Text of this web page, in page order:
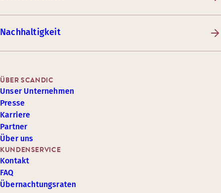
Nachhaltigkeit
KUNDENSERVICE
Kontakt
FAQ
Übernachtungsraten
ÜBER SCANDIC
Unser Unternehmen
Presse
Karriere
Partner
Über uns